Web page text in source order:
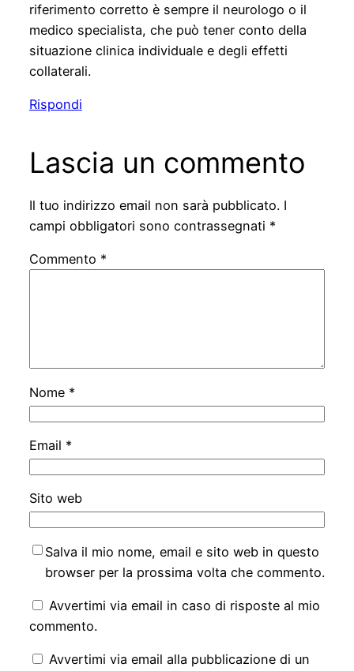
riferimento corretto è sempre il neurologo o il
medico specialista, che può tener conto della
situazione clinica individuale e degli effetti
collaterali.
Rispondi
Lascia un commento
Il tuo indirizzo email non sarà pubblicato. I
campi obbligatori sono contrassegnati *
Commento *
Nome *
Email *
Sito web
Salva il mio nome, email e sito web in questo
browser per la prossima volta che commento.
Avvertimi via email in caso di risposte al mio
commento.
Avvertimi via email alla pubblicazione di un